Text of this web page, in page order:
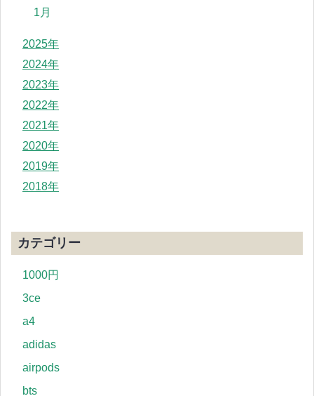
1月
2025年
2024年
2023年
2022年
2021年
2020年
2019年
2018年
カテゴリー
1000円
3ce
a4
adidas
airpods
bts